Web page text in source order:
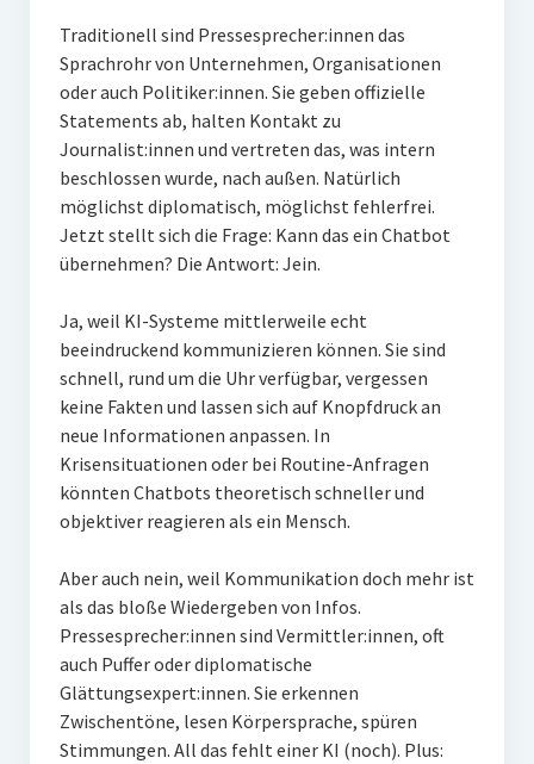
Traditionell sind Pressesprecher:innen das
Sprachrohr von Unternehmen, Organisationen
oder auch Politiker:innen. Sie geben offizielle
Statements ab, halten Kontakt zu
Journalist:innen und vertreten das, was intern
beschlossen wurde, nach außen. Natürlich
möglichst diplomatisch, möglichst fehlerfrei.
Jetzt stellt sich die Frage: Kann das ein Chatbot
übernehmen? Die Antwort: Jein.
Ja, weil KI-Systeme mittlerweile echt
beeindruckend kommunizieren können. Sie sind
schnell, rund um die Uhr verfügbar, vergessen
keine Fakten und lassen sich auf Knopfdruck an
neue Informationen anpassen. In
Krisensituationen oder bei Routine-Anfragen
könnten Chatbots theoretisch schneller und
objektiver reagieren als ein Mensch.
Aber auch nein, weil Kommunikation doch mehr ist
als das bloße Wiedergeben von Infos.
Pressesprecher:innen sind Vermittler:innen, oft
auch Puffer oder diplomatische
Glättungsexpert:innen. Sie erkennen
Zwischentöne, lesen Körpersprache, spüren
Stimmungen. All das fehlt einer KI (noch). Plus: